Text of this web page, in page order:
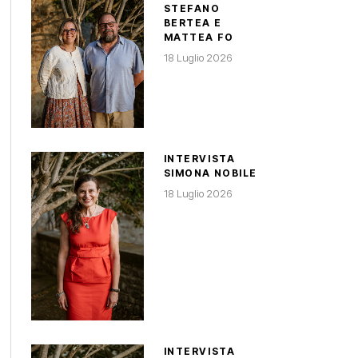
STEFANO
BERTEA E
MATTEA FO
18 Luglio 2026
INTERVISTA
SIMONA NOBILE
18 Luglio 2026
INTERVISTA